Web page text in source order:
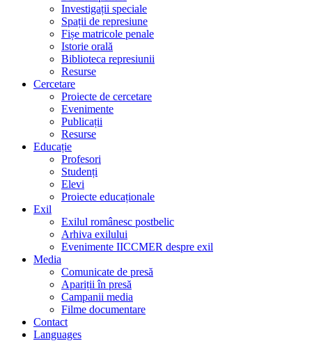
Investigații speciale
Spații de represiune
Fișe matricole penale
Istorie orală
Biblioteca represiunii
Resurse
Cercetare
Proiecte de cercetare
Evenimente
Publicații
Resurse
Educație
Profesori
Studenți
Elevi
Proiecte educaționale
Exil
Exilul românesc postbelic
Arhiva exilului
Evenimente IICCMER despre exil
Media
Comunicate de presă
Apariții în presă
Campanii media
Filme documentare
Contact
Languages